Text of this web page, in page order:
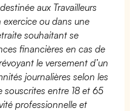
aux Travailleurs
ou dans une
souhaitant se
financières en cas de
le versement d’un
journalières selon les
souscrites entre 18 et 65
professionnelle et